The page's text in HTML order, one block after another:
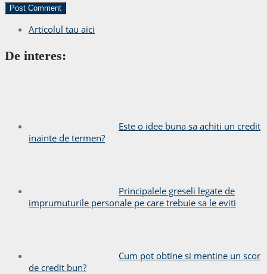
Articolul tau aici
De interes:
Este o idee buna sa achiti un credit
inainte de termen?
Principalele greseli legate de
imprumuturile personale pe care trebuie sa le eviti
Cum pot obtine si mentine un scor
de credit bun?